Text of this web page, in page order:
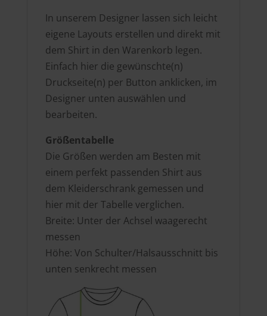
In unserem Designer lassen sich leicht
eigene Layouts erstellen und direkt mit
dem Shirt in den Warenkorb legen.
Einfach hier die gewünschte(n)
Druckseite(n) per Button anklicken, im
Designer unten auswählen und
bearbeiten.
Größentabelle
Die Größen werden am Besten mit
einem perfekt passenden Shirt aus
dem Kleiderschrank gemessen und
hier mit der Tabelle verglichen.
Breite: Unter der Achsel waagerecht
messen
Höhe: Von Schulter/Halsausschnitt bis
unten senkrecht messen